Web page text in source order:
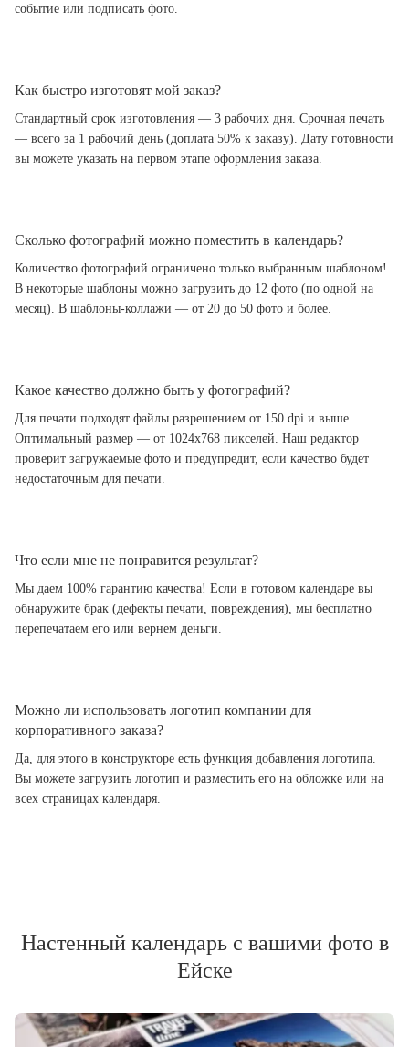
событие или подписать фото.
Как быстро изготовят мой заказ?
Стандартный срок изготовления — 3 рабочих дня. Срочная печать
— всего за 1 рабочий день (доплата 50% к заказу). Дату готовности
вы можете указать на первом этапе оформления заказа.
Сколько фотографий можно поместить в календарь?
Количество фотографий ограничено только выбранным шаблоном!
В некоторые шаблоны можно загрузить до 12 фото (по одной на
месяц). В шаблоны-коллажи — от 20 до 50 фото и более.
Какое качество должно быть у фотографий?
Для печати подходят файлы разрешением от 150 dpi и выше.
Оптимальный размер — от 1024x768 пикселей. Наш редактор
проверит загружаемые фото и предупредит, если качество будет
недостаточным для печати.
Что если мне не понравится результат?
Мы даем 100% гарантию качества! Если в готовом календаре вы
обнаружите брак (дефекты печати, повреждения), мы бесплатно
перепечатаем его или вернем деньги.
Можно ли использовать логотип компании для
корпоративного заказа?
Да, для этого в конструкторе есть функция добавления логотипа.
Вы можете загрузить логотип и разместить его на обложке или на
всех страницах календаря.
Настенный календарь с вашими фото в
Ейске